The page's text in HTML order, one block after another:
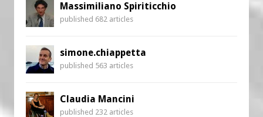
Massimiliano Spiriticchio
published 682 articles
simone.chiappetta
published 563 articles
Claudia Mancini
published 232 articles